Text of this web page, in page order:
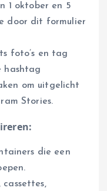
1 oktober en 5
door dit formulier
foto’s en tag
hashtag
om uitgelicht
Stories.
die een
cassettes,